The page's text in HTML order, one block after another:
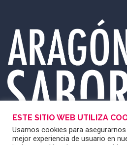
ESTE SITIO WEB UTILIZA
Usamos cookies para
mejor experiencia de usuario en